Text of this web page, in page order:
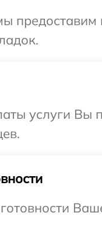
услуги Вы